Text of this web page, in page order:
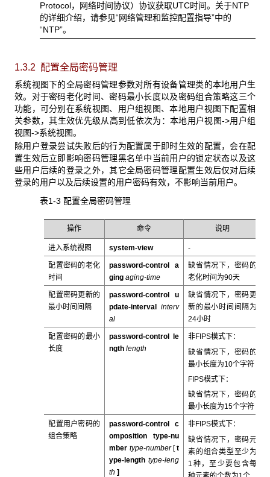
Protocol，网络时间协议）协议获取UTC时间。关于NTP
的详细介绍，请参见“网络管理和监控配置指导”中的
“NTP”。
1.3.2 配置全局密码管理
系统视图下的全局密码管理参数对所有设备管理类的本地用户生
效。对于密码老化时间、密码最小长度以及密码组合策略这三个
功能，可分别在系统视图、用户组视图、本地用户视图下配置相
关参数，其生效优先级从高到低依次为：本地用户视图->用户组
视图->系统视图。
除用户登录尝试失败后的行为配置属于即时生效的配置，会在配
置生效后立即影响密码管理黑名单中当前用户的锁定状态以及这
些用户后续的登录之外，其它全局密码管理配置生效后仅对后续
登录的用户以及后续设置的用户密码有效，不影响当前用户。
表1-3 配置全局密码管理
操作 命令 说明
进入系统视图 system-view -
配置密码的老化
时间
password-control a
gingaging-time
缺省情况下，密码的
老化时间为90天
配置密码更新的
最小时间间隔
password-control u
pdate-interval interv
al
缺省情况下，密码更
新的最小时间间隔为
24小时
配置密码的最小
长度
password-control le
ngthlength
非FIPS模式下：
缺省情况下，密码的
最小长度为10个字符
FIPS模式下：
缺省情况下，密码的
最小长度为15个字符
配置用户密码的
组合策略
password-control c
omposition type-nu
mber type-number [t
ype-length type-leng
th ]
非FIPS模式下：
缺省情况下，密码元
素的组合类型至少为
1种，至少要包含每